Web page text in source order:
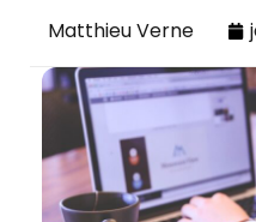
Matthieu Verne